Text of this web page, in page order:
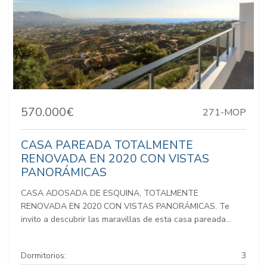
570.000€ 271-MOP
CASA PAREADA TOTALMENTE
RENOVADA EN 2020 CON VISTAS
PANORÁMICAS
CASA ADOSADA DE ESQUINA, TOTALMENTE
RENOVADA EN 2020 CON VISTAS PANORÁMICAS. Te
invito a descubrir las maravillas de esta casa pareada...
Dormitorios:
3